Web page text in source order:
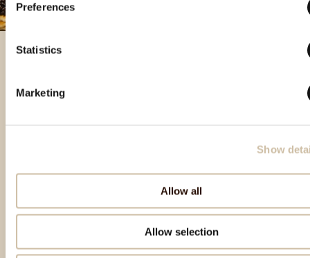
Preferences
Statistics
Marketing
Show
Allow all
Allow selection